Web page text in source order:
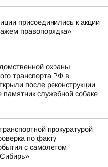
присоединились к акции
правопорядка»
охраны
транспорта РФ в
после реконструкции
памятник служебной собаке
прокуратурой
по факту
с самолетом